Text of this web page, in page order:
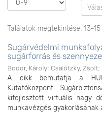
Találatok megtekintése: 13-
Sugárvédelmi
sugárforrás és
Bodor, Károly; Csalótzky, Zsolt;
A cikk bemutatja a
Kutatóközpont
kifejlesztett virtuális nagy
munkavézgés gyakorlásának